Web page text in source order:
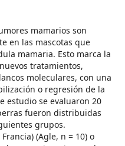
mamarios son
en las mascotas que
mamaria. Esto marca la
tratamientos,
moleculares, con una
o regresión de la
estudio se evaluaron 20
fueron distribuidas
grupos.
(Agle, n = 10) o